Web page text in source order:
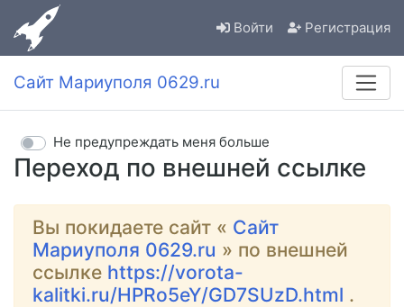
Войти Регистрация
Сайт Мариуполя 0629.ru
Переход по внешней ссылке
Не предупреждать меня больше
Вы покидаете сайт « Сайт
Мариуполя 0629.ru » по внешней
ссылке https://vorota-
kalitki.ru/HPRo5eY/GD7SUzD.html .